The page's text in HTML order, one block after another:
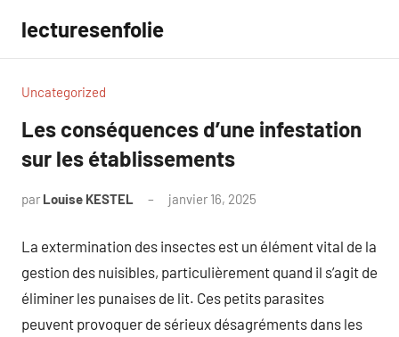
contenu
lecturesenfolie
Uncategorized
Les conséquences d’une infestation
sur les établissements
par Louise KESTEL janvier 16, 2025
La extermination des insectes est un élément vital de la
gestion des nuisibles, particulièrement quand il s’agit de
éliminer les punaises de lit. Ces petits parasites
peuvent provoquer de sérieux désagréments dans les